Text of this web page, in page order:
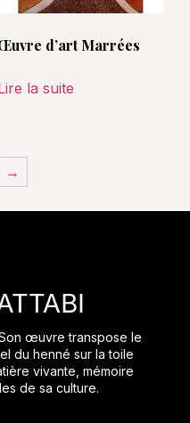
d’art Marrées
la suite
→
œuvre transpose le
du henné sur la toile
vivante, mémoire
de sa culture.